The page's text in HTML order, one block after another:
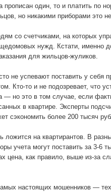
один, то и платить по
но никакими приборами это
со счетчиками, на которых
нужд. Кстати, именно
для жильцов-жуликов.
не успевают поставить у себя
Кто-то и не подозревает, что
— но это в том случае, если
в квартире. Эксперты
сэкономить более 200 тысяч
ложится на квартирантов. В
учета могут поставить за 3-6
цена, как правило, выше из-за
настоящих мошенников —